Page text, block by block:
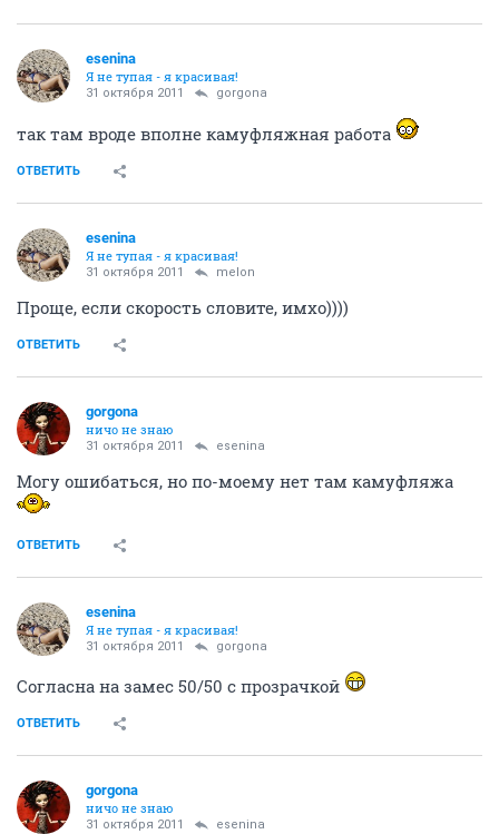
esenina
Я не тупая - я красивая!
31 октября 2011 gorgona
так там вроде вполне камуфляжная работа
ОТВЕТИТЬ
esenina
Я не тупая - я красивая!
31 октября 2011 melon
Проще, если скорость словите, имхо))))
ОТВЕТИТЬ
gorgona
ничо не знаю
31 октября 2011 esenina
Могу ошибаться, но по-моему нет там камуфляжа
ОТВЕТИТЬ
esenina
Я не тупая - я красивая!
31 октября 2011 gorgona
Согласна на замес 50/50 с прозрачкой
ОТВЕТИТЬ
gorgona
ничо не знаю
31 октября 2011 esenina